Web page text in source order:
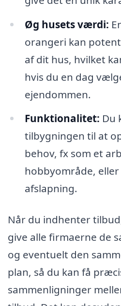
Øg husets værdi:
orangeri kan
af dit hus, hvilket
hvis du en dag
ejendommen.
Funktionalitet: Du
tilbygningen til at
behov, fx som et
hobbyområde,
afslapning.
Når du indhenter
give alle firmaerne de
og eventuelt den
plan, så du kan få
sammenligninger